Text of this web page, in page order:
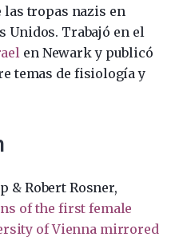
las tropas nazis en
Unidos. Trabajó en el
en Newark y publicó
temas de fisiología y
& Robert Rosner,
of the first female
of Vienna mirrored